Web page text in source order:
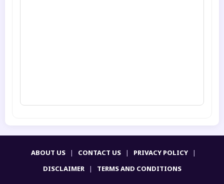
ABOUT US CONTACT US PRIVACY POLICY
DISCLAIMER
TERMS AND CONDITIONS